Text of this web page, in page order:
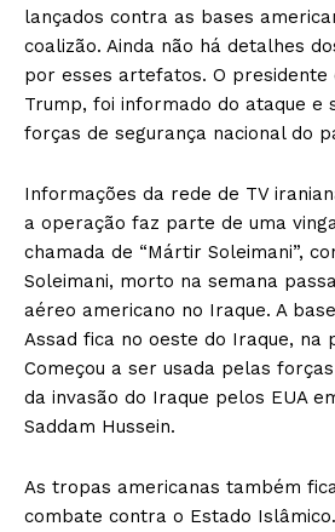
lançados contra as bases
coalizão. Ainda não há detalhes
por esses artefatos. O presidente
Trump, foi informado do ataque e
forças de segurança nacional do
Informações da rede de TV
a operação faz parte de uma
chamada de “Mártir Soleimani”,
Soleimani, morto na semana
aéreo americano no Iraque. A
Assad fica no oeste do Iraque, na
Começou a ser usada pelas
da invasão do Iraque pelos EUA
Saddam Hussein.
As tropas americanas também
combate contra o Estado